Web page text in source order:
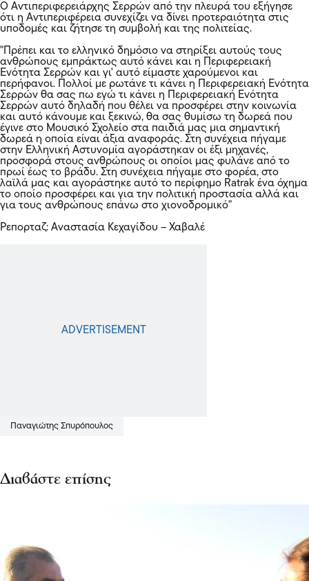
Ο Αντιπεριφερειάρχης Σερρών από την πλευρά του εξήγησε
ότι η Αντιπεριφέρεια συνεχίζει να δίνει προτεραιότητα στις
υποδομές και ζήτησε τη συμβολή και της πολιτείας.
"Πρέπει και το ελληνικό δημόσιο να στηρίξει αυτούς τους
ανθρώπους εμπράκτως αυτό κάνει και η Περιφερειακή
Ενότητα Σερρών και γι' αυτό είμαστε χαρούμενοι και
περήφανοι. Πολλοί με ρωτάνε τι κάνει η Περιφερειακή Ενότητα
Σερρών θα σας πω εγώ τι κάνει η Περιφερειακή Ενότητα
Σερρών αυτό δηλαδή που θέλει να προσφέρει στην κοινωνία
και αυτό κάνουμε και ξεκινώ, θα σας θυμίσω τη δωρεά που
έγινε στο Μουσικό Σχολείο στα παιδιά μας μια σημαντική
δωρεά η οποία είναι άξια αναφοράς. Στη συνέχεια πήγαμε
στην Ελληνική Αστυνομία αγοράστηκαν οι έξι μηχανές,
προσφορά στους ανθρώπους οι οποίοι μας φυλάνε από το
πρωί έως το βράδυ. Στη συνέχεια πήγαμε στο φορέα, στο
λαϊλά μας και αγοράστηκε αυτό το περίφημο Ratrak ένα όχημα
το οποίο προσφέρει και για την πολιτική προστασία αλλά και
για τους ανθρώπους επάνω στο χιονοδρομικό"
Ρεπορταζ: Αναστασία Κεχαγίδου – Χαβαλέ
Παναγιώτης Σπυρόπουλος
Διαβάστε επίσης